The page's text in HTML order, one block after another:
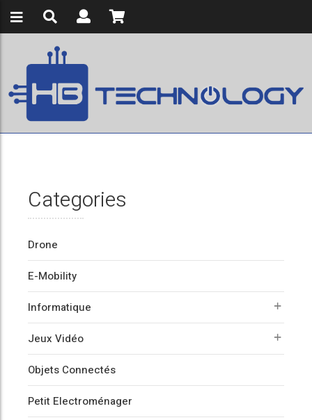
Categories
Drone
E-Mobility
Informatique
Jeux Vidéo
Objets Connectés
Petit Electroménager